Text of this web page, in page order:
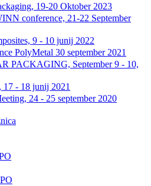
19-20 Oktober 2023
conference, 21-22 September
9 - 10 junij 2022
PolyMetal 30 september 2021
PACKAGING, September 9 - 10,
17 - 18 junij 2021
24 - 25 september 2020